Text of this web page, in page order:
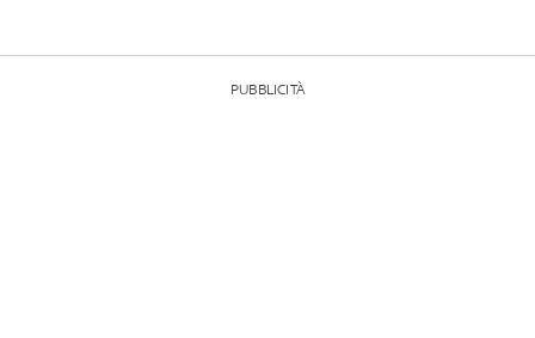
PUBBLICITÀ